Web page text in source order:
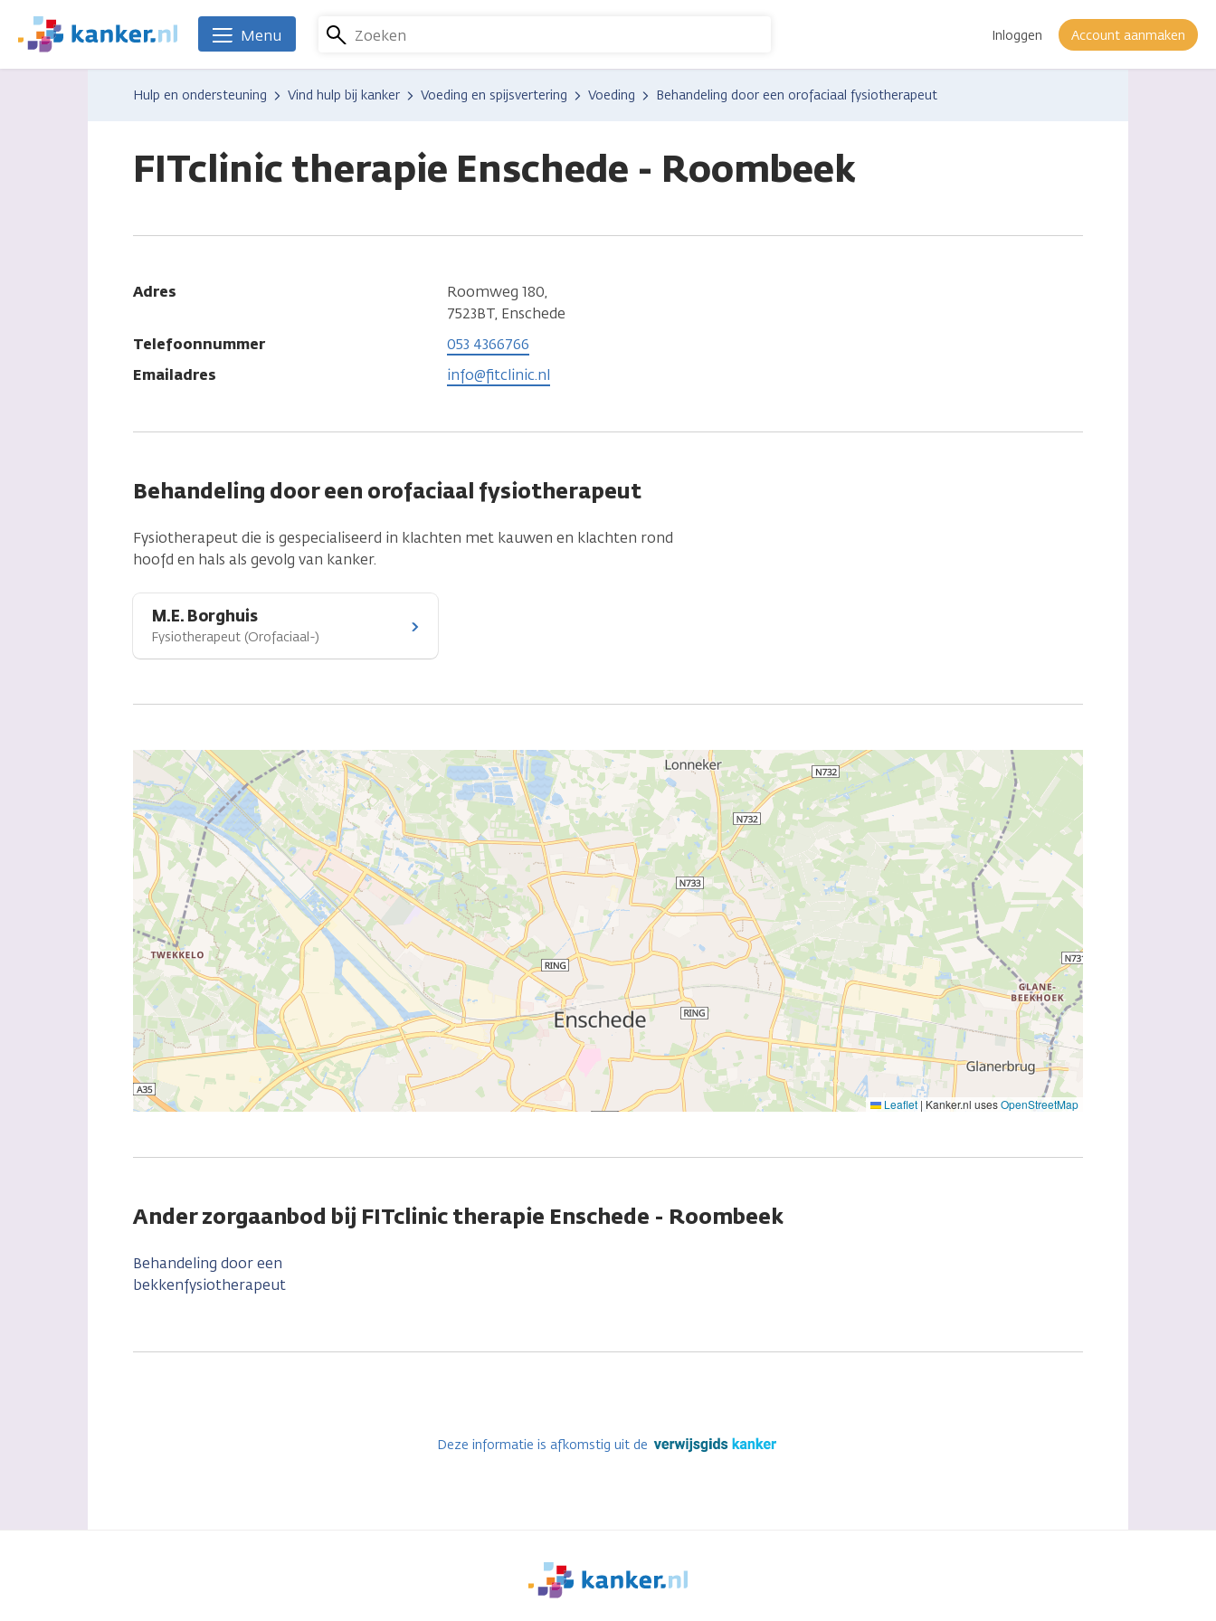
naar
We
zijn
Kanker.nl
Zoeken Inloggen Account aanmaken
Menu
Hulp en ondersteuning Vind hulp bij kanker Voeding en spijsvertering Voeding Behandeling door een orofaciaal fysiotherapeut
FITclinic therapie Enschede - Roombeek
Adres
Roomweg 180,
7523BT, Enschede
Telefoonnummer
053 4366766
Emailadres
info@fitclinic.nl
Behandeling door een orofaciaal fysiotherapeut
Fysiotherapeut die is gespecialiseerd in klachten met kauwen en klachten rond
hoofd en hals als gevolg van kanker.
M.E. Borghuis
Fysiotherapeut (Orofaciaal-)
Leaflet | Kanker.nl usesOpenStreetMap
Ander zorgaanbod bij FITclinic therapie Enschede - Roombeek
Behandeling door een
bekkenfysiotherapeut
Deze informatie is afkomstig uit de
We